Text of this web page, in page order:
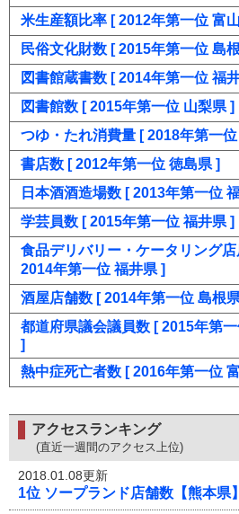
米生産額比率 [ 2012年第一位 富
民俗文化財数 [ 2015年第一位 島
図書館蔵書数 [ 2014年第一位 福
図書館数 [ 2015年第一位 山梨県 ]
つゆ・たれ消費量 [ 2018年第一
書店数 [ 2012年第一位 徳島県 ]
日本酒酒造場数 [ 2013年第一位
学芸員数 [ 2015年第一位 福井県 ]
食品デリバリー・ケータリング
2014年第一位 福井県 ]
酒屋店舗数 [ 2014年第一位 島根
都道府県議会議員数 [ 2015年第
]
熱中症死亡者数 [ 2016年第一位
アクセスランキング
(直近一週間のアクセス上位)
2018.01.08更新
1位 ソープランド店舗数【熊本県】